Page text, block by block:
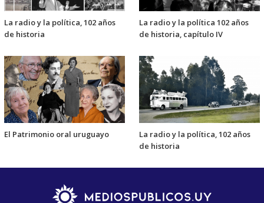
La radio y la política, 102 años
de historia
La radio y la política 102 años
de historia, capítulo IV
El Patrimonio oral uruguayo
La radio y la política, 102 años
de historia